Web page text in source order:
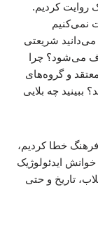
روایت کردیم.
نمی‌کنیم
شریعتی
می‌شود؟ چرا
و گروه‌های
چه بلایی
خطا کردیم،
ایدئولوژیک
تاریخ و حتی